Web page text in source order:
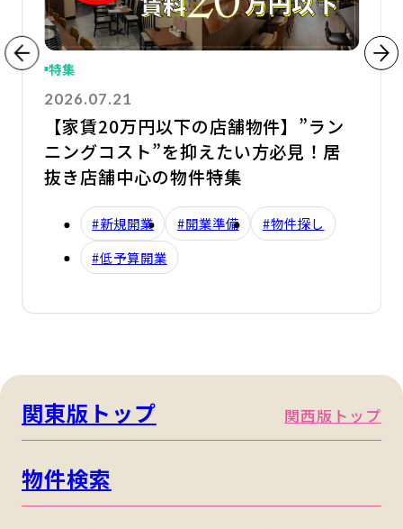
特集
2026.07.21
【家賃20万円以下の店舗物件】”ラン
ニングコスト”を抑えたい方必見！居
抜き店舗中心の物件特集
#新規開業 #開業準備
#物件探し
#低予算開業
関東版トップ 関西版トップ
物件検索